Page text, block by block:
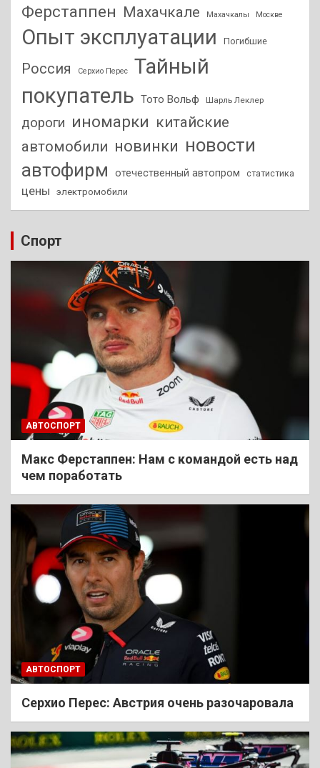
Ферстаппен Махачкале Махачкалы Москве
Опыт эксплуатации Погибшие
Россия Серхио Перес
Тайный
покупатель Тото Вольф Шарль Леклер
дороги иномарки китайские
автомобили новинки новости
автофирм
отечественный автопром статистика
цены электромобили
Спорт
АВТОСПОРТ
Макс Ферстаппен: Нам с командой есть над
чем поработать
АВТОСПОРТ
Cерхио Перес: Австрия очень разочаровала